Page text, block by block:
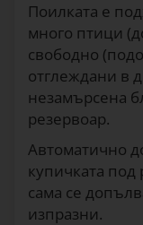
Поилката е
много птици
свободно
отглеждани в
незамърсена
резервоар.
Автоматично
купичката под
сама се
изпразни.